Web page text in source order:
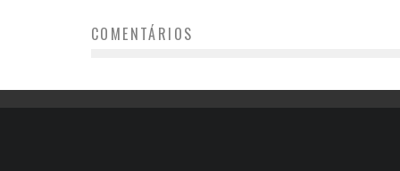
COMENTÁRIOS